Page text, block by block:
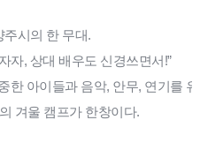
주시의 한 무대.
자, 상대 배우도 신경쓰면서!”
한 아이들과 음악, 안무, 연기를
겨울 캠프가 한창이다.